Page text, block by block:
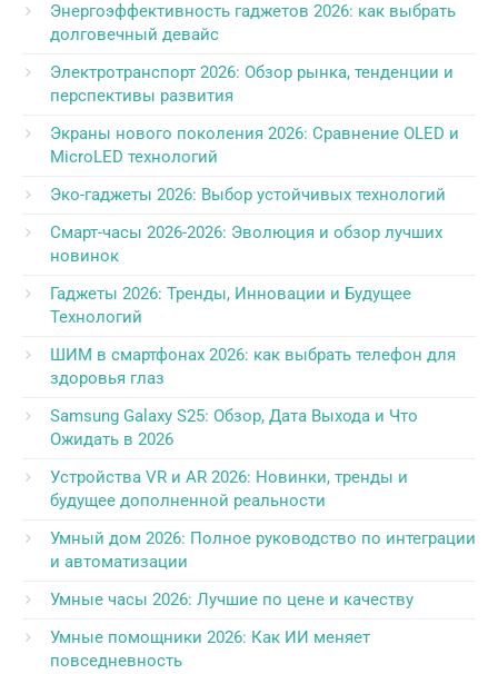
Энергоэффективность гаджетов 2026: как выбрать
долговечный девайс
Электротранспорт 2026: Обзор рынка, тенденции и
перспективы развития
Экраны нового поколения 2026: Сравнение OLED и
MicroLED технологий
Эко-гаджеты 2026: Выбор устойчивых технологий
Смарт-часы 2026-2026: Эволюция и обзор лучших
новинок
Гаджеты 2026: Тренды, Инновации и Будущее
Технологий
ШИМ в смартфонах 2026: как выбрать телефон для
здоровья глаз
Samsung Galaxy S25: Обзор, Дата Выхода и Что
Ожидать в 2026
Устройства VR и AR 2026: Новинки, тренды и
будущее дополненной реальности
Умный дом 2026: Полное руководство по интеграции
и автоматизации
Умные часы 2026: Лучшие по цене и качеству
Умные помощники 2026: Как ИИ меняет
повседневность